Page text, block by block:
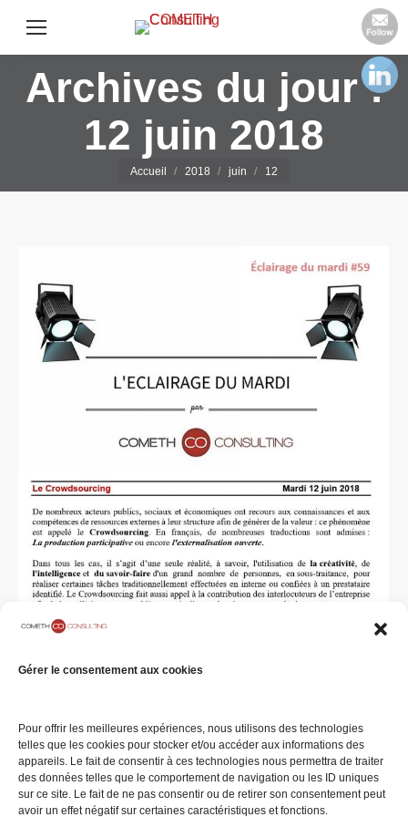
Gérer le consentement aux cookies
Pour offrir les meilleures expériences, nous utilisons des technologies
telles que les cookies pour stocker et/ou accéder aux informations des
appareils. Le fait de consentir à ces technologies nous permettra de traiter
des données telles que le comportement de navigation ou les ID uniques
sur ce site. Le fait de ne pas consentir ou de retirer son consentement peut
avoir un effet négatif sur certaines caractéristiques et fonctions.
Archives du jour :
12 juin 2018
Vous êtes ici :
Accueil 2018 juin 12
[vc_row][vc_column width= »1/4″]
[vc_single_image image= »36595″][/vc_column]
[vc_column…